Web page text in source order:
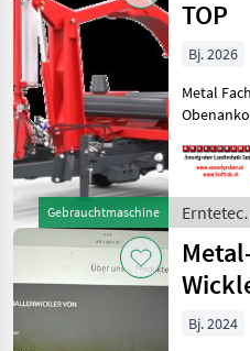
Gebrauchtmaschine
TOP
Bj. 2026
Metal
Metal-
Bj. 2024